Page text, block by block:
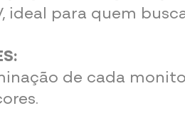
ideal para quem
de cada